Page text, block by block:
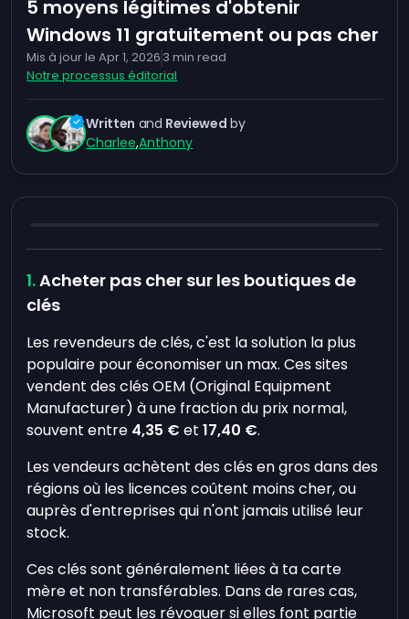
5 moyens légitimes d'obtenir
Windows 11 gratuitement ou pas cher
Mis à jour le Apr 1, 2026 3 min read
Notre processus éditorial
Written and Reviewed by
Charlee,Anthony
Acheter pas cher sur les boutiques de
clés
Les revendeurs de clés, c'est la solution la plus
populaire pour économiser un max. Ces sites
vendent des clés OEM (Original Equipment
Manufacturer) à une fraction du prix normal,
souvent entre 4,35 € et17,40 €.
Les vendeurs achètent des clés en gros dans des
régions où les licences coûtent moins cher, ou
auprès d'entreprises qui n'ont jamais utilisé leur
stock.
Ces clés sont généralement liées à ta carte
mère et non transférables. Dans de rares cas,
Microsoft peut les révoquer si elles font partie